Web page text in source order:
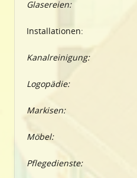
Glasereien:
Installationen:
Kanalreinigung:
Logopädie:
Markisen:
Möbel:
Pflegedienste: